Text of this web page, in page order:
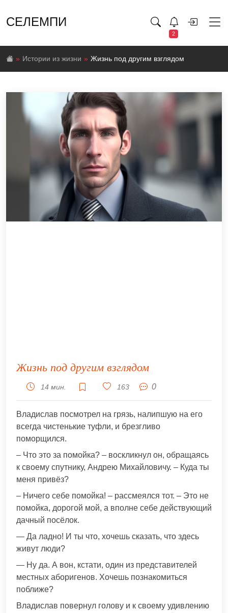
СЕЛЕМПИ
2
Истории из жизни Жизнь под другим взглядом
Жизнь под другим взглядом
14 мин. 163 0
Владислав посмотрел на грязь, налипшую на его
всегда чистенькие туфли, и брезгливо
поморщился.
– Что это за помойка? – воскликнул он, обращаясь
к своему спутнику, Андрею Михайловичу. – Куда ты
меня привёз?
– Ничего себе помойка! – рассмеялся тот. – Это не
помойка, дорогой мой, а вполне себе действующий
дачный посёлок.
— Да ладно! И ты что, хочешь сказать, что здесь
живут люди?
— Ну да. А вон, кстати, один из представителей
местных аборигенов. Хочешь познакомиться
поближе?
Владислав повернул голову и к своему удивлению